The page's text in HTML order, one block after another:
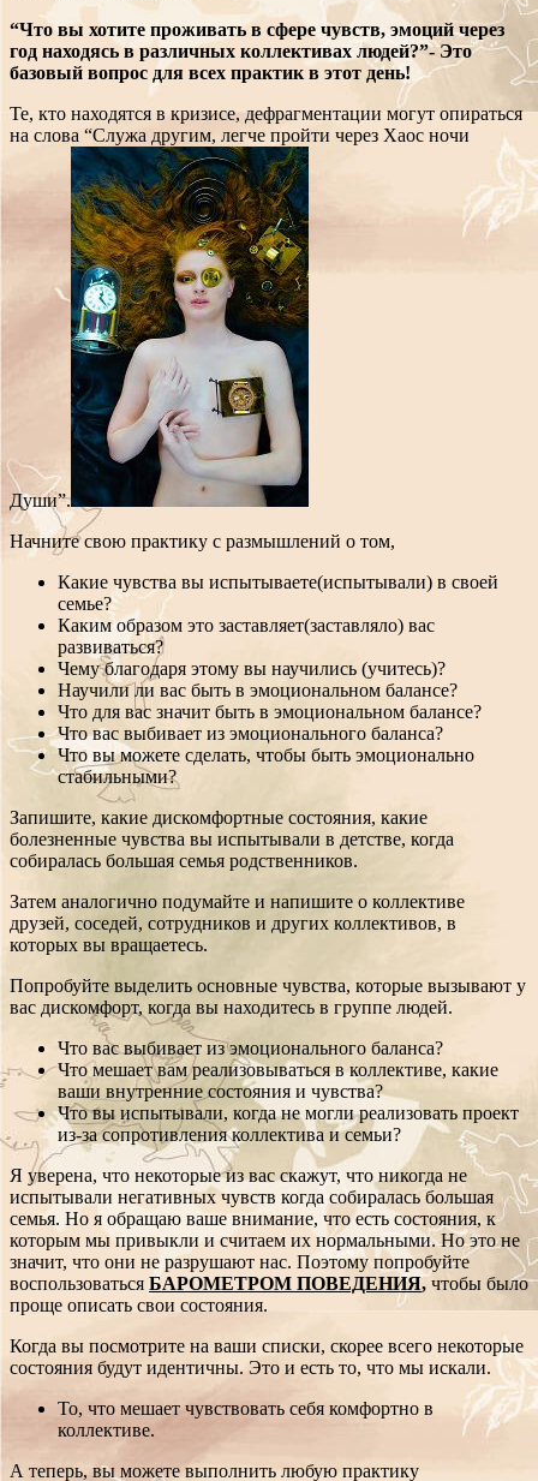
“Что вы хотите проживать в сфере чувств, эмоций через
год находясь в различных коллективах людей?”- Это
базовый вопрос для всех практик в этот день!
Те, кто находятся в кризисе, дефрагментации могут опираться
на слова “Служа другим, легче пройти через Хаос ночи
Души”.
Начните свою практику с размышлений о том,
Какие чувства вы испытываете(испытывали) в своей
семье?
Каким образом это заставляет(заставляло) вас
развиваться?
Чему благодаря этому вы научились (учитесь)?
Научили ли вас быть в эмоциональном балансе?
Что для вас значит быть в эмоциональном балансе?
Что вас выбивает из эмоционального баланса?
Что вы можете сделать, чтобы быть эмоционально
стабильными?
Запишите, какие дискомфортные состояния, какие
болезненные чувства вы испытывали в детстве, когда
собиралась большая семья родственников.
Затем аналогично подумайте и напишите о коллективе
друзей, соседей, сотрудников и других коллективов, в
которых вы вращаетесь.
Попробуйте выделить основные чувства, которые вызывают у
вас дискомфорт, когда вы находитесь в группе людей.
Что вас выбивает из эмоционального баланса?
Что мешает вам реализовываться в коллективе, какие
ваши внутренние состояния и чувства?
Что вы испытывали, когда не могли реализовать проект
из-за сопротивления коллектива и семьи?
Я уверена, что некоторые из вас скажут, что никогда не
испытывали негативных чувств когда собиралась большая
семья. Но я обращаю ваше внимание, что есть состояния, к
которым мы привыкли и считаем их нормальными. Но это не
значит, что они не разрушают нас. Поэтому попробуйте
воспользоваться БАРОМЕТРОМ ПОВЕДЕНИЯ, чтобы было
проще описать свои состояния.
Когда вы посмотрите на ваши списки, скорее всего некоторые
состояния будут идентичны. Это и есть то, что мы искали.
То, что мешает чувствовать себя комфортно в
коллективе.
А теперь, вы можете выполнить любую практику